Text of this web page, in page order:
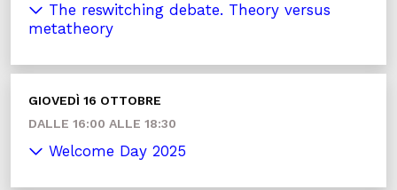
The reswitching debate. Theory versus
metatheory
GIOVEDÌ 16 OTTOBRE
DALLE 16:00 ALLE 18:30
Welcome Day 2025